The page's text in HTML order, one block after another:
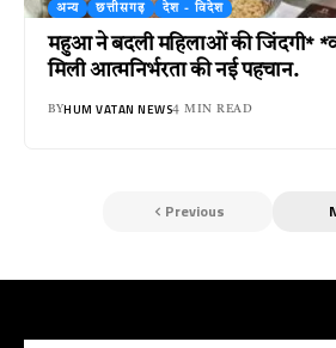
अन्य छत्तीसगढ़ देश - विदेश
महुआ ने बदली महिलाओं की जिंदगी*
मिली आत्मनिर्भरता की नई पहचान.
BYHUM VATAN NEWS4 MIN READ
Previous